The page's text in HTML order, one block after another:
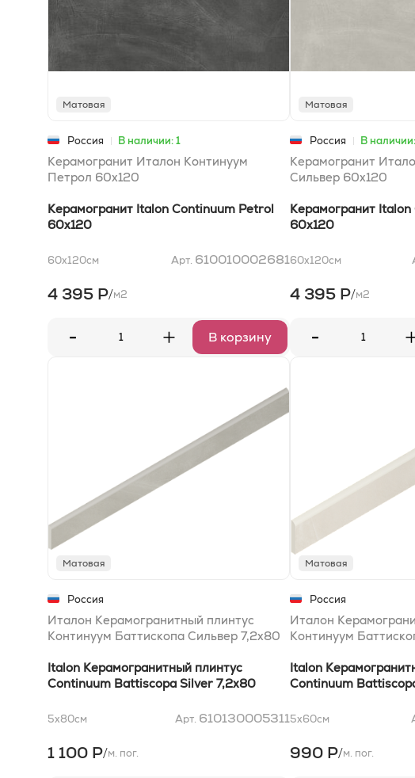
Матовая
Россия В наличии: 1
Керамогранит Италон Континуум
Петрол 60x120
Керамогранит Italon Continuum Petrol
60x120
60x120см Арт. 610010002681
4 395 Р/м2
- + В корзину
Матовая
Россия В
Керамогранит
Сильвер 60x120
Керамогранит
60x120
60x120см
4 395 Р/м2
-
Матовая
Россия
Италон Керамогранитный плинтус
Континуум Баттископа Сильвер 7,2x80
Italon Керамогранитный плинтус
Continuum Battiscopa Silver 7,2x80
5x80см Арт. 610130005311
1 100 Р/м. пог.
Матовая
Россия
Италон
Континуум
Italon
Continuum
5x60см
990 Р/м. пог.